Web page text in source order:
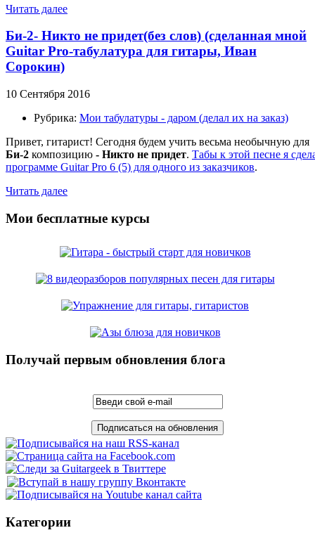
Читать далее
Би-2- Никто не придет(без слов) (сделанная мной
Guitar Pro-табулатура для гитары, Иван
Сорокин)
10 Сентября 2016
Рубрика: Мои табулатуры - даром (делал их на заказ)
Привет, гитарист! Сегодня будем учить весьма необычную для
Би-2 композицию - Никто не придет. Табы к этой песне я
программе Guitar Pro 6 (5) для одного из заказчиков.
Читать далее
Мои бесплатные курсы
Получай первым обновления блога
Категории